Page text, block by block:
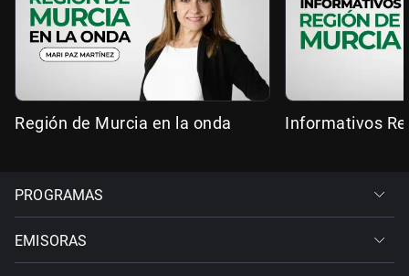
Región de Murcia en la onda Informativos
PROGRAMAS
EMISORAS